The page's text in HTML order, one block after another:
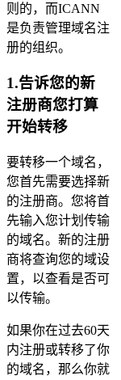
则的，而ICANN
是负责管理域名注
册的组织。
1.告诉您的新
注册商您打算
开始转移
要转移一个域名，
您首先需要选择新
的注册商。您将首
先输入您计划传输
的域名。新的注册
商将查询您的域设
置，以查看是否可
以传输。
如果你在过去60天
内注册或转移了你
的域名，那么你就